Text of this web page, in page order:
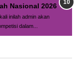
Nasional 2026
inilah admin akan
dalam...